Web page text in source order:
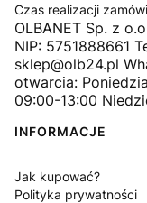
Czas realizacji
OLBANET Sp. z
NIP: 5751888661
sklep@olb24.pl
otwarcia:
09:00-13:00
INFORMACJE
Jak kupować?
Polityka prywatności